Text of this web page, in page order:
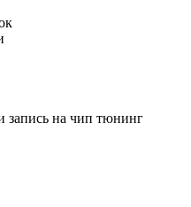
запись на чип тюнинг